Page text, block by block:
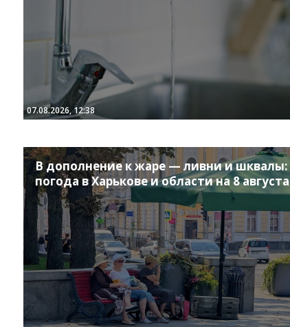
07.08.2026, 12:38
В дополнение к жаре — ливни и шквалы:
погода в Харькове и области на 8 августа